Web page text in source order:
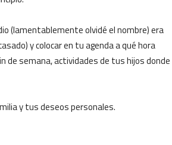
(lamentablemente olvidé el nombre) era
y colocar en tu agenda a qué hora
de semana, actividades de tus hijos donde
y tus deseos personales.